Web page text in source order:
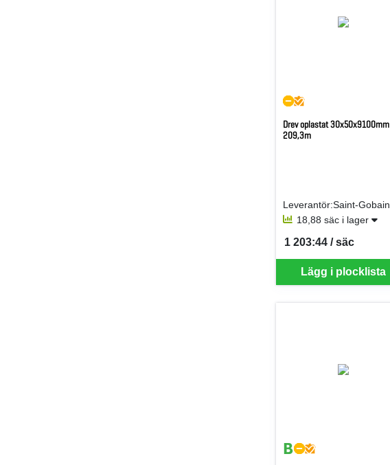
Drev oplastat 30x50x9100mm
209,3m
18,88 säc i lager
Lägg i plocklista
1 203:44 / säc
SEK per SÄC